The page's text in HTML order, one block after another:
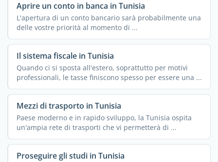
Aprire un conto in banca in Tunisia
L'apertura di un conto bancario sarà probabilmente una
delle vostre priorità al momento di ...
Il sistema fiscale in Tunisia
Quando ci si sposta all'estero, soprattutto per motivi
professionali, le tasse finiscono spesso per essere una ...
Mezzi di trasporto in Tunisia
Paese moderno e in rapido sviluppo, la Tunisia ospita
un'ampia rete di trasporti che vi permetterà di ...
Proseguire gli studi in Tunisia